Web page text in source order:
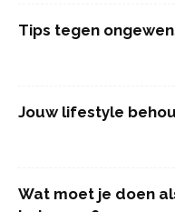
Tips tegen
Jouw lifestyle
Wat moet je doen